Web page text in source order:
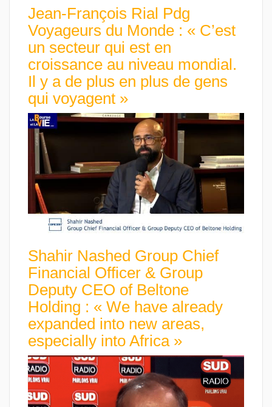
Jean-François Rial Pdg
Voyageurs du Monde : « C’est
un secteur qui est en
croissance au niveau mondial.
Il y a de plus en plus de gens
qui voyagent »
Shahir Nashed Group Chief
Financial Officer & Group
Deputy CEO of Beltone
Holding : « We have already
expanded into new areas,
especially into Africa »